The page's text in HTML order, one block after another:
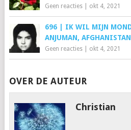
Geen reacties| okt 4, 2021
696 | IK WIL MIJN
ANJUMAN, AFGHANISTAN
Geen reacties| okt 4, 2021
OVER DE AUTEUR
Christian